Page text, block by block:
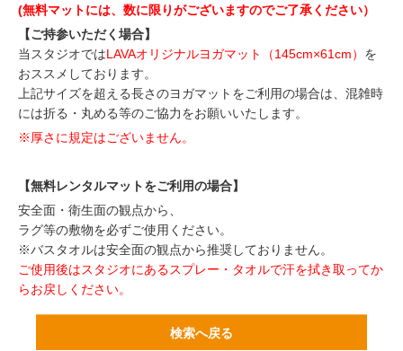
(無料マットには、数に限りがございますのでご了承ください）
【ご持参いただく場合】
当スタジオではLAVAオリジナルヨガマット（145cm×61cm） を
おススメしております。
上記サイズを超える長さのヨガマットをご利用の場合は、混雑時
には折る・丸める等のご協力をお願いいたします。
※厚さに規定はございません。
【無料レンタルマットをご利用の場合】
安全面・衛生面の観点から、
ラグ等の敷物を必ずご使用ください。
※バスタオルは安全面の観点から推奨しておりません。
ご使用後はスタジオにあるスプレー・タオルで汗を拭き取ってか
らお戻しください。
検索へ戻る